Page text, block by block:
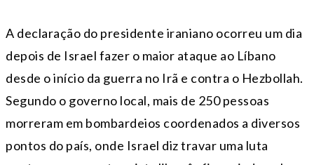
A declaração do presidente iraniano ocorreu um dia
depois de Israel fazer o maior ataque ao Líbano
desde o início da guerra no Irã e contra o Hezbollah.
Segundo o governo local, mais de 250 pessoas
morreram em bombardeios coordenados a diversos
pontos do país, onde Israel diz travar uma luta